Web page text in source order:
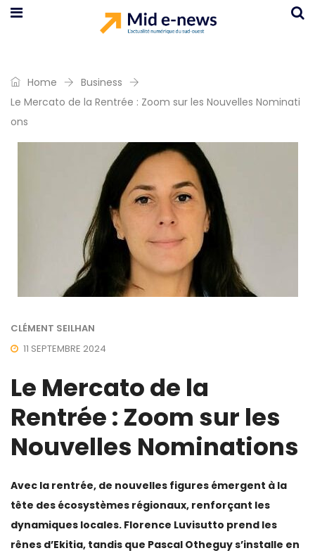
Home
Business
Le Mercato de la Rentrée : Zoom sur les Nouvelles Nominati
ons
CLÉMENT SEILHAN
11 SEPTEMBRE 2024
Le Mercato de la
Rentrée : Zoom sur les
Nouvelles Nominations
Avec la rentrée, de nouvelles figures émergent à la
tête des écosystèmes régionaux, renforçant les
dynamiques locales. Florence Luvisutto prend les
rênes d’Ekitia, tandis que Pascal Otheguy s’installe en